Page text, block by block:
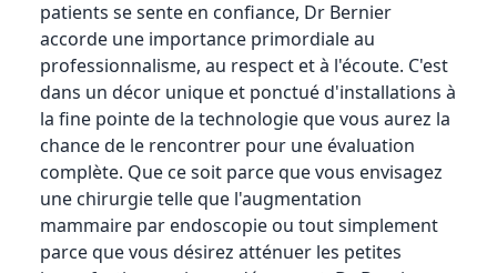
patients se sente en confiance, Dr Bernier
accorde une importance primordiale au
professionnalisme, au respect et à l'écoute. C'est
dans un décor unique et ponctué d'installations à
la fine pointe de la technologie que vous aurez la
chance de le rencontrer pour une évaluation
complète. Que ce soit parce que vous envisagez
une chirurgie telle que l'augmentation
mammaire par endoscopie ou tout simplement
parce que vous désirez atténuer les petites